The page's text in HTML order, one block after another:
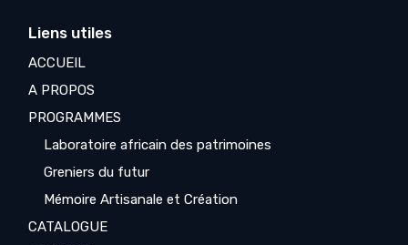
Liens utiles
ACCUEIL
A PROPOS
PROGRAMMES
Laboratoire africain des patrimoines
Greniers du futur
Mémoire Artisanale et Création
CATALOGUE